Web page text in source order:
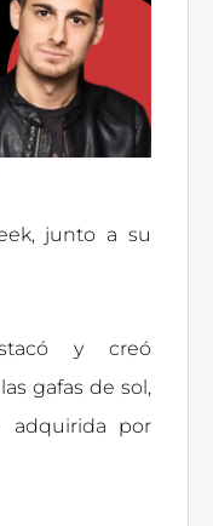
junto a su
y creó
gafas de sol,
adquirida por